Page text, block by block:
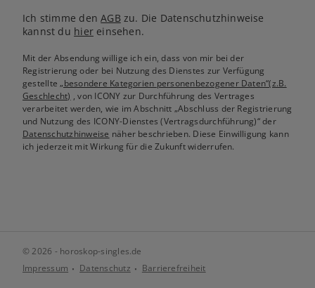
Ich stimme denAGB zu. Die Datenschutzhinweise
kannst du hiereinsehen.
Mit der Absendung willige ich ein, dass von mir bei der
Registrierung oder bei Nutzung des Dienstes zur Verfügung
gestellte„besondere Kategorien personenbezogener Daten“(z.B.
Geschlecht) , von ICONY zur Durchführung des Vertrages
verarbeitet werden, wie im Abschnitt „Abschluss der Registrierung
und Nutzung des ICONY-Dienstes (Vertragsdurchführung)“ der
Datenschutzhinweise näher beschrieben. Diese Einwilligung kann
ich jederzeit mit Wirkung für die Zukunft widerrufen.
© 2026 - horoskop-singles.de
Impressum
Datenschutz Barrierefreiheit